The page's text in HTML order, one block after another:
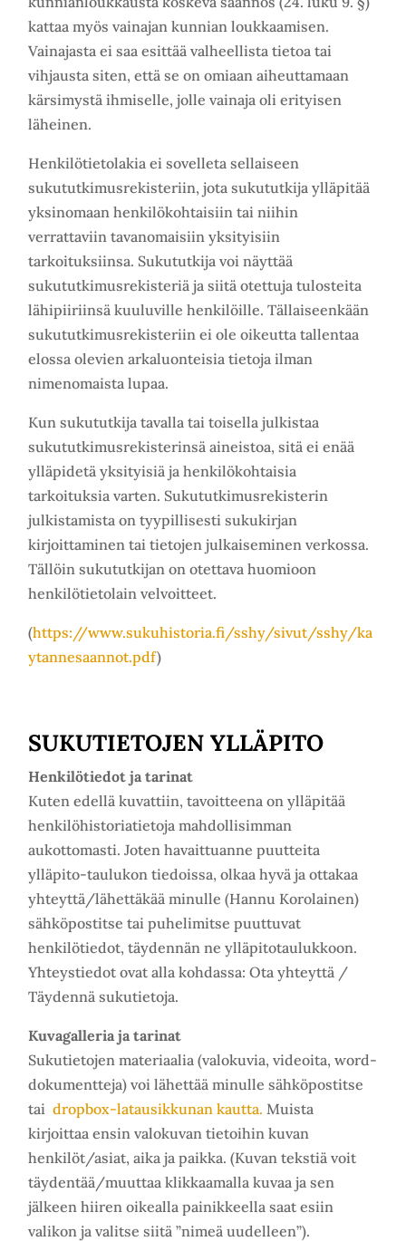
kattaa myös vainajan kunnian loukkaamisen.
Vainajasta ei saa esittää valheellista tietoa tai
vihjausta siten, että se on omiaan aiheuttamaan
kärsimystä ihmiselle, jolle vainaja oli erityisen
läheinen.
Henkilötietolakia ei sovelleta sellaiseen
sukututkimusrekisteriin, jota sukututkija ylläpitää
yksinomaan henkilökohtaisiin tai niihin
verrattaviin tavanomaisiin yksityisiin
tarkoituksiinsa. Sukututkija voi näyttää
sukututkimusrekisteriä ja siitä otettuja tulosteita
lähipiiriinsä kuuluville henkilöille. Tällaiseenkään
sukututkimusrekisteriin ei ole oikeutta tallentaa
elossa olevien arkaluonteisia tietoja ilman
nimenomaista lupaa.
Kun sukututkija tavalla tai toisella julkistaa
sukututkimusrekisterinsä aineistoa, sitä ei enää
ylläpidetä yksityisiä ja henkilökohtaisia
tarkoituksia varten. Sukututkimusrekisterin
julkistamista on tyypillisesti sukukirjan
kirjoittaminen tai tietojen julkaiseminen verkossa.
Tällöin sukututkijan on otettava huomioon
henkilötietolain velvoitteet.
(https://www.sukuhistoria.fi/sshy/sivut/sshy/ka
ytannesaannot.pdf)
SUKUTIETOJEN YLLÄPITO
Henkilötiedot ja tarinat
Kuten edellä kuvattiin, tavoitteena on ylläpitää
henkilöhistoriatietoja mahdollisimman
aukottomasti. Joten havaittuanne puutteita
ylläpito-taulukon tiedoissa, olkaa hyvä ja ottakaa
yhteyttä/lähettäkää minulle (Hannu Korolainen)
sähköpostitse tai puhelimitse puuttuvat
henkilötiedot, täydennän ne ylläpitotaulukkoon.
Yhteystiedot ovat alla kohdassa: Ota yhteyttä /
Täydennä sukutietoja.
Kuvagalleria ja tarinat
Sukutietojen materiaalia (valokuvia, videoita, word-
dokumentteja) voi lähettää minulle sähköpostitse
taidropbox-latausikkunan kautta. Muista
kirjoittaa ensin valokuvan tietoihin kuvan
henkilöt/asiat, aika ja paikka. (Kuvan tekstiä voit
täydentää/muuttaa klikkaamalla kuvaa ja sen
jälkeen hiiren oikealla painikkeella saat esiin
valikon ja valitse siitä ”nimeä uudelleen”).